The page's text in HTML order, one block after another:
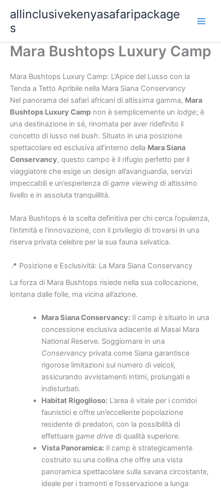
content
allinclusivekenyasafaripackage
s
Mara Bushtops Luxury Camp
Mara Bushtops Luxury Camp: L’Apice del Lusso con la
Tenda a Tetto Apribile nella Mara Siana Conservancy
Nel panorama dei safari africani di altissima gamma, Mara
Bushtops Luxury Camp non è semplicemente un lodge; è
una destinazione in sé, rinomata per aver ridefinito il
concetto di lusso nel bush. Situato in una posizione
spettacolare ed esclusiva all’interno della Mara Siana
Conservancy, questo campo è il rifugio perfetto per il
viaggiatore che esige un design all’avanguardia, servizi
impeccabili e un’esperienza di game viewing di altissimo
livello e in assoluta tranquillità.
Mara Bushtops è la scelta definitiva per chi cerca l’opulenza,
l’intimità e l’innovazione, con il privilegio di trovarsi in una
riserva privata celebre per la sua fauna selvatica.
📍 Posizione e Esclusività: La Mara Siana Conservancy
La forza di Mara Bushtops risiede nella sua collocazione,
lontana dalle folle, ma vicina all’azione.
Mara Siana Conservancy:Il camp è situato in una
concessione esclusiva adiacente al Masai Mara
National Reserve. Soggiornare in una
Conservancyprivata come Siana garantisce
rigorose limitazioni sul numero di veicoli,
assicurando avvistamenti intimi, prolungati e
indisturbati.
Habitat Rigoglioso:L’area è vitale per i corridoi
faunistici e offre un’eccellente popolazione
residente di predatori, con la possibilità di
effettuare game drive di qualità superiore.
Vista Panoramica:Il camp è strategicamente
costruito su una collina che offre una vista
panoramica spettacolare sulla savana circostante,
ideale per i tramonti e l’osservazione a lunga